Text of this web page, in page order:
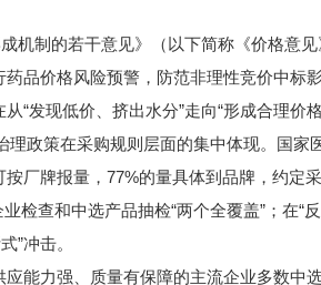
制的若干意见》（以下简称《价格意
品价格风险预警，防范非理性竞价中标
“发现低价、挤出水分”走向“形成合理价
策在采购规则层面的集中体现。国家
厂牌报量，77%的量具体到品牌，约定
查和中选产品抽检“两个全覆盖”；在“
”冲击。
力强、质量有保障的主流企业多数中